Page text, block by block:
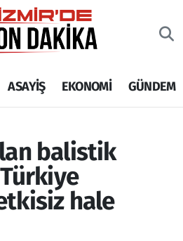
ASAYİŞ EKONOMİ GÜNDEM
balistik
hale
Haritası
Fikstür